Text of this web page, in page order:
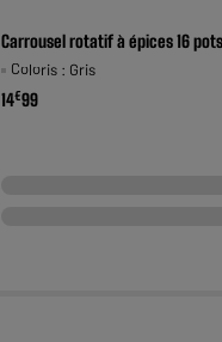
Carrousel rotatif à épices 16
Coloris : Gris
14€99